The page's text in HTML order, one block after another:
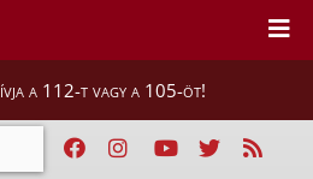
a 112-t vagy a 105-öt!